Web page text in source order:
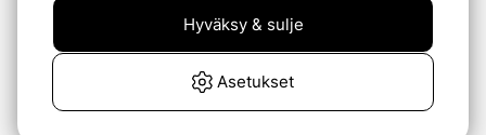
Asetukset
Hyväksy & sulje